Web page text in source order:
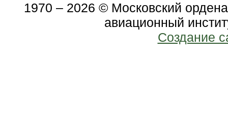
1970 – 2026 © Московский
авиационный
Создание